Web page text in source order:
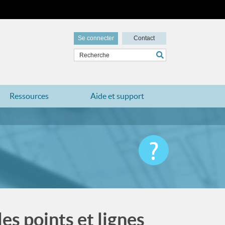
Se connecter Contact
Ressources Aide et support
points et lignes